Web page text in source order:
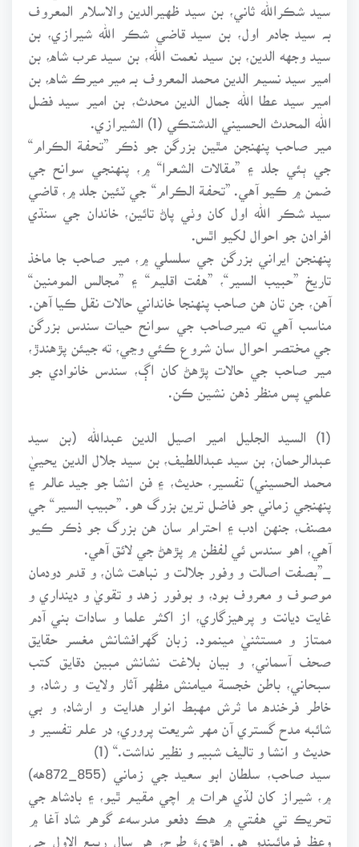
سيد شڪرالله ثاني، بن سيد ظهيرالدين والاسلام المعروف
بـﮧ سيد جادم اول، بن سيد قاضي شڪر الله شيرازي، بن
سيد وجهه الدين، بن سيد نعمت الله، بن سيد عرب شاه، بن
امير سيد نسيم الدين محمد المعروف بـﮧ مير ميرڪ شاه، بن
امير سيد عطا الله جمال الدين محدث، بن امير سيد فضل
الله المحدث الحسيني الدشتڪي (1) الشيرازي.
مير صاحب پنهنجن مٿين بزرگن جو ذڪر ”تحفـة الڪرام“
جي ٻئي جلد ۽ ”مقالات الشعرا“ ۾، پنهنجي سوانح جي
ضمن ۾ ڪيو آهي. ”تحفـة الڪرام“ جي ٽئين جلد ۾، قاضي
سيد شڪر الله اول کان وٺي پاڻ تائين، خاندان جي سنڌي
افرادن جو احوال لکيو اٿس.
پنهنجن ايراني بزرگن جي سلسلي ۾، مير صاحب جا ماخذ
تاريخ ”حبيب السير“، ”هفت اقليم“ ۽ ”مجالس المومنين“
آهن، جن تان هن صاحب پنهنجا خانداني حالات نقل ڪيا آهن.
مناسب آهي ته ميرصاحب جي سوانح حيات سندس بزرگن
جي مختصر احوال سان شروع ڪئي وڃي، ته جيئن پڙهندڙ،
مير صاحب جي حالات پڙهڻ کان اڳ، سندس خانوادي جو
علمي پس منظر ذهن نشين ڪن.
(1) السيد الجليل امير اصيل الدين عبدالله (بن سيد
عبدالرحمان، بن سيد عبداللطيف، بن سيد جلال الدين يحييٰ
محمد الحسيني) تفسير، حديث، ۽ فن انشا جو جيد عالم ۽
پنهنجي زماني جو فاضل ترين بزرگ هو. ”حبيب السير“ جي
مصنف، جنهن ادب ۽ احترام سان هن بزرگ جو ذڪر ڪيو
آهي، اهو سندس ئي لفظن ۾ پڙهڻ جي لائق آهي.
_”بصفت اصالت و وفور جلالت و نباهت شان، و قدم دودمان
موصوف و معروف بود، و بوفور زهد و تقويٰ و دينداري و
غايت ديانت و پرهيزگاري، از اکثر علما و سادات بني آدم
ممتاز و مستثنيٰ مينمود. زبان گهرافشانش مغسر حقايق
صحف آسماني، و بيان بلاغت نشانش مبين دقايق کتب
سبحاني، باطن خجسـة ميامنش مظهر آثار ولايت و رشاد، و
خاطر فرخنده ما ثرش مهبط انوار هدايت و ارشاد، و بي
شائبه مدح گستري آن مهر شريعت پروري، در علم تفسير و
حديث و انشا و تاليف شبيـﮧ و نظير نداشت.“ (1)
سيد صاحب، سلطان ابو سعيد جي زماني (855_872هه)
۾، شيراز کان لڏي هرات ۾ اچي مقيم ٿيو، ۽ بادشاه جي
تحريڪ تي هفتي ۾ هڪ دفعو مدرسهﻋ گوهر شاد آغا ۾
وعظ فرمائيندو هو. اهڙيءَ طرح، هر سال ربيع الاول جي